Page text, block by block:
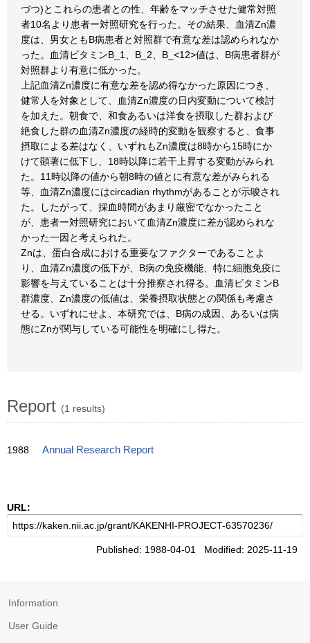
づつ)とこれらの患者との性、年齢をマッチさせた健常対照
者10名より患者ー対照研究を行った。その結果、血清Zn濃
度は、男女ともB病患者と対照群で有意な差は認められなか
った。血清ビタミンB_1、B_2、B_<12>値は、B病患者群が
対照群より有意に低かった。
上記血清Zn濃度に有意な差を認め得なかった原因につき、
健常人を対象として、血清Zn濃度の日内変動について検討
を加えた。朝食で、和食あるいは洋食を摂取した群および
絶食した群の血清Zn濃度の経時的変動を観察すると、食事
摂取による差はなく、いずれもZn濃度は8時から15時にか
けて顕著に低下し、18時以降に若干上昇する変動がみられ
た。11時以降の値から朝8時の値とに有意な差がみられる
等、血清Zn濃度にはcircadian rhythmがあることが示唆され
た。したがって、採血時間があまり厳密でなかったこと
が、患者ー対照研究において血清Zn濃度に差が認められな
かった一因と考えられた。
Znは、蛋白合成における重要なファクターであることよ
り、血清Zn濃度の低下が、B病の免疫機能、特に細胞免疫に
影響を与えていることは十分推察され得る。血清ビタミンB
群濃度、Zn濃度の低値は、栄養摂取状態との関係も考慮さ
せる。いずれにせよ、本研究では、B病の成因、あるいは病
態にZnが関与している可能性を明確にし得た。
Report (1 results)
1988 Annual Research Report
URL:
Published: 1988-04-01 Modified: 2025-11-19
Information
User Guide